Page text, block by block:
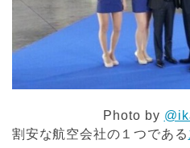
Photo by
割安な航空会社の１つである